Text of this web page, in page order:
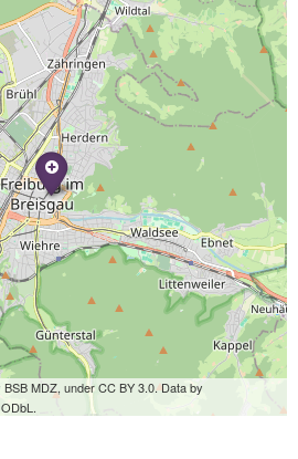
BSB MDZ, under CC BY 3.0. Data by